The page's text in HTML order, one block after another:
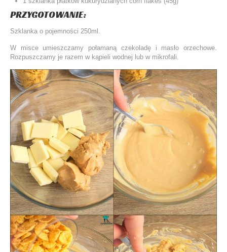
PRZYGOTOWANIE:
Szklanka o pojemności 250ml.
W misce umieszczamy połamaną czekoladę i masło orzechowe.
Rozpuszczamy je razem w kąpieli wodnej lub w mikrofali.